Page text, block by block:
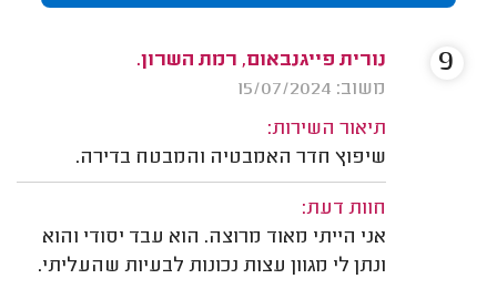
נורית פייגנבאום, רמת השרון.
משוב: 15/07/2024
תיאור השירות:
שיפוץ חדר האמבטיה והמבטח בדירה.
חוות דעת:
אני הייתי מאוד מרוצה. הוא עבד יסודי והוא
ונתן לי מגוון עצות נכונות לבעיות שהעליתי.
9